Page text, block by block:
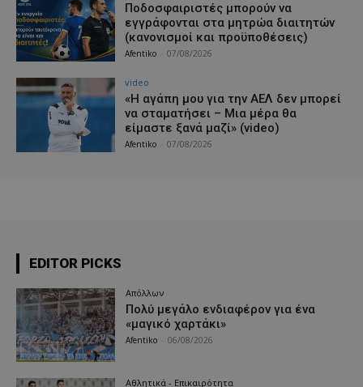
Ποδοσφαιριστές μπορούν να
εγγράφονται στα μητρώα διαιτητών
(κανονισμοί και προϋποθέσεις)
Afentiko 07/08/2026
video
«Η αγάπη μου για την ΑΕΛ δεν μπορεί
να σταματήσει – Μια μέρα θα
είμαστε ξανά μαζί» (video)
Afentiko 07/08/2026
EDITOR PICKS
Απόλλων
Πολύ μεγάλο ενδιαφέρον για ένα
«μαγικό χαρτάκι»
Afentiko 06/08/2026
Αθλητικά - Επικαιρότητα